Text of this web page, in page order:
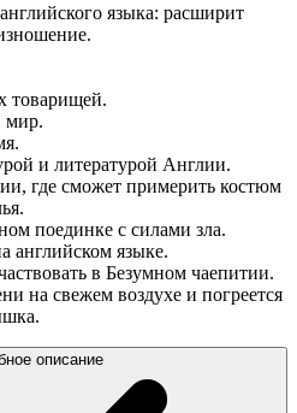
языка: расширит
товарищей.
мир.
и литературой Англии.
где сможет примерить костюм
поединке с силами зла.
английском языке.
в Безумном чаепитии.
на свежем воздухе и погреется
описание